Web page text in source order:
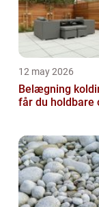
12 may 2026
Belægning kolding
får du holdbare